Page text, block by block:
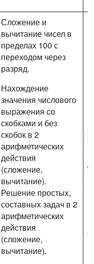
Сложение и
вычитание чисел в
пределах 100 с
переходом через
разряд.
Нахождение
значения числового
выражения со
скобками и без
скобок в 2
арифметических
действия
(сложение,
вычитание).
Решение простых,
составных задач в 2
арифметических
действия
(сложение,
вычитание).